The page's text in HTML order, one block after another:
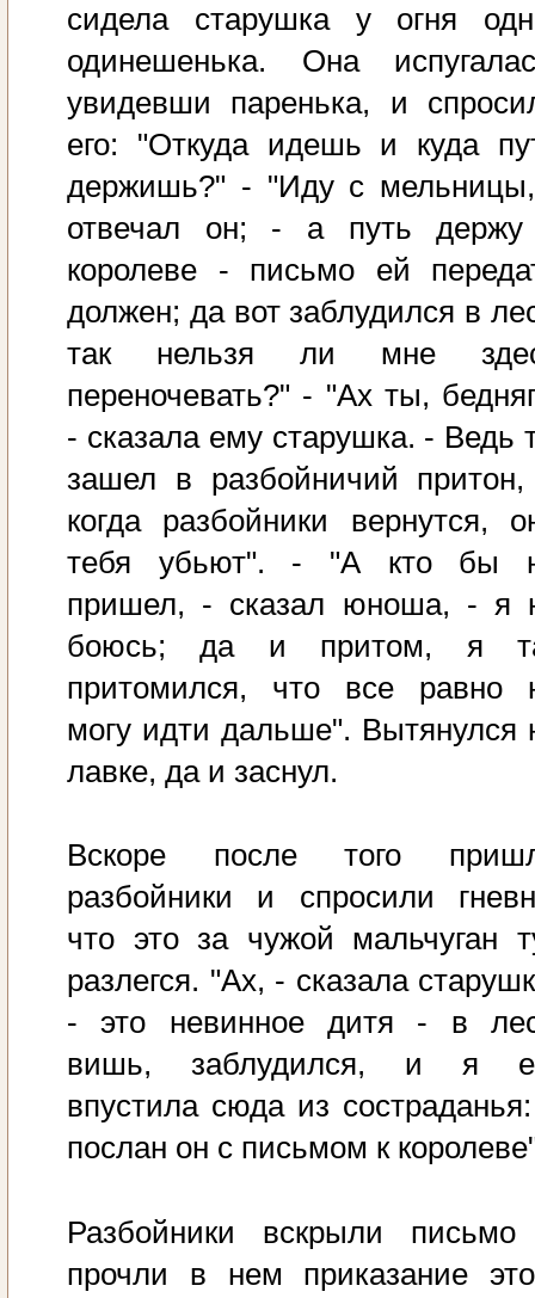
сидела старушка у огня
одинешенька. Она
увидевши паренька, и
его: "Откуда идешь и куда
держишь?" - "Иду с
отвечал он; - а путь
королеве - письмо ей
должен; да вот заблудился в
так нельзя ли мне
переночевать?" - "Ах ты,
- сказала ему старушка. - Ведь
зашел в разбойничий
когда разбойники вернутся,
тебя убьют". - "А кто бы
пришел, - сказал юноша, - я
боюсь; да и притом, я
притомился, что все равно
могу идти дальше". Вытянулся
лавке, да и заснул.
Вскоре после того
разбойники и спросили
что это за чужой мальчуган
разлегся. "Ах, - сказала
- это невинное дитя - в
вишь, заблудился, и я
впустила сюда из
послан он с письмом к
Разбойники вскрыли
прочли в нем приказание